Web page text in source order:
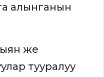
алынганын
же
тууралуу